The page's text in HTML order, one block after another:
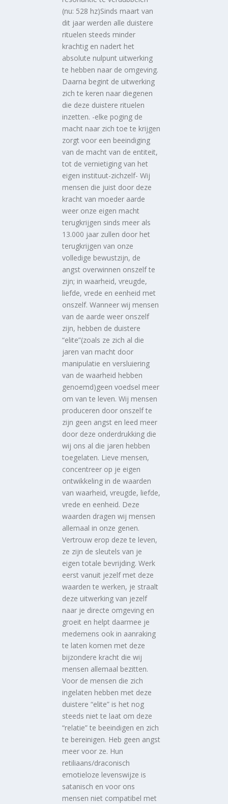
(nu: 528 hz)Sinds maart van
dit jaar werden alle duistere
rituelen steeds minder
krachtig en nadert het
absolute nulpunt uitwerking
te hebben naar de omgeving.
Daarna begint de uitwerking
zich te keren naar diegenen
die deze duistere rituelen
inzetten. -elke poging de
macht naar zich toe te krijgen
zorgt voor een beeindiging
van de macht van de entiteit,
tot de vernietiging van het
eigen instituut-zichzelf- Wij
mensen die juist door deze
kracht van moeder aarde
weer onze eigen macht
terugkrijgen sinds meer als
13.000 jaar zullen door het
terugkrijgen van onze
volledige bewustzijn, de
angst overwinnen onszelf te
zijn; in waarheid, vreugde,
liefde, vrede en eenheid met
onszelf. Wanneer wij mensen
van de aarde weer onszelf
zijn, hebben de duistere
“elite”(zoals ze zich al die
jaren van macht door
manipulatie en versluiering
van de waarheid hebben
genoemd)geen voedsel meer
om van te leven. Wij mensen
produceren door onszelf te
zijn geen angst en leed meer
door deze onderdrukking die
wij ons al die jaren hebben
toegelaten. Lieve mensen,
concentreer op je eigen
ontwikkeling in de waarden
van waarheid, vreugde, liefde,
vrede en eenheid. Deze
waarden dragen wij mensen
allemaal in onze genen.
Vertrouw erop deze te leven,
ze zijn de sleutels van je
eigen totale bevrijding. Werk
eerst vanuit jezelf met deze
waarden te werken, je straalt
deze uitwerking van jezelf
naar je directe omgeving en
groeit en helpt daarmee je
medemens ook in aanraking
te laten komen met deze
bijzondere kracht die wij
mensen allemaal bezitten.
Voor de mensen die zich
ingelaten hebben met deze
duistere “elite” is het nog
steeds niet te laat om deze
“relatie” te beeindigen en zich
te bereinigen. Heb geen angst
meer voor ze. Hun
retiliaans/draconisch
emotieloze levenswijze is
satanisch en voor ons
mensen niet compatibel met